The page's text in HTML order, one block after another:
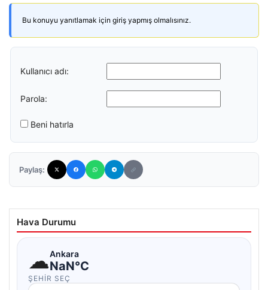
Bu konuyu yanıtlamak için giriş yapmış olmalısınız.
Kullanıcı adı:
Parola:
Beni hatırla
Paylaş:
Hava Durumu
☁Ankara
NaN°C
ŞEHIR SEÇ